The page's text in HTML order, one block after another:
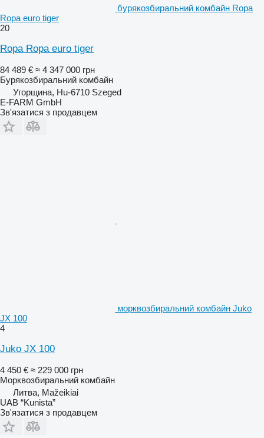
бурякозбиральний комбайн Ropa
Ropa euro tiger
20
Ropa Ropa euro tiger
84 489 € ≈ 4 347 000 грн
Бурякозбиральний комбайн
Угорщина, Hu-6710 Szeged
E-FARM GmbH
Зв'язатися з продавцем
морквозбиральний комбайн Juko
JX 100
4
Juko JX 100
4 450 € ≈ 229 000 грн
Морквозбиральний комбайн
Литва, Mažeikiai
UAB “Kunista”
Зв'язатися з продавцем